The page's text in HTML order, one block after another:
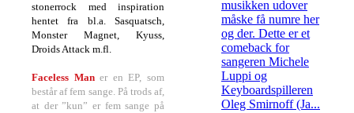
stonerrock med inspiration
hentet fra bl.a. Sasquatsch,
Monster Magnet, Kyuss,
Droids Attack m.fl.
Faceless Maner en EP, som
består af fem sange. På trods af,
at der ”kun” er fem sange på
musikken udover
måske få numre her
og der. Dette er et
comeback for
sangeren Michele
Luppi og
Keyboardspilleren
Oleg Smirnoff (Ja...